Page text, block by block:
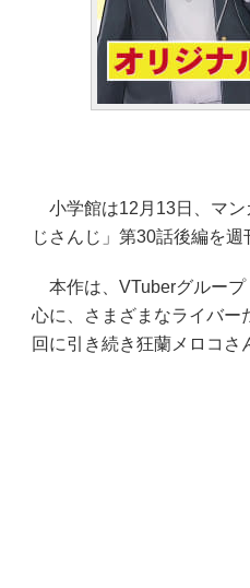
小学館は12月13日、マン
じさんじ」第30話後編を週
本作は、VTuberグループ
心に、さまざまなライバー
回に引き続き狂蘭メロコさ